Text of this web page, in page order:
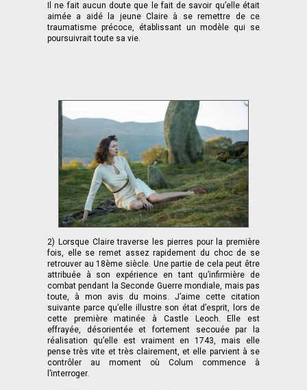
Il ne fait aucun doute que le fait de savoir qu’elle était
aimée a aidé la jeune Claire à se remettre de ce
traumatisme précoce, établissant un modèle qui se
poursuivrait toute sa vie.
2) Lorsque Claire traverse les pierres pour la première
fois, elle se remet assez rapidement du choc de se
retrouver au 18ème siècle. Une partie de cela peut être
attribuée à son expérience en tant qu’infirmière de
combat pendant la Seconde Guerre mondiale, mais pas
toute, à mon avis du moins. J’aime cette citation
suivante parce qu’elle illustre son état d’esprit, lors de
cette première matinée à Castle Leoch. Elle est
effrayée, désorientée et fortement secouée par la
réalisation qu’elle est vraiment en 1743, mais elle
pense très vite et très clairement, et elle parvient à se
contrôler au moment où Colum commence à
l’interroger.